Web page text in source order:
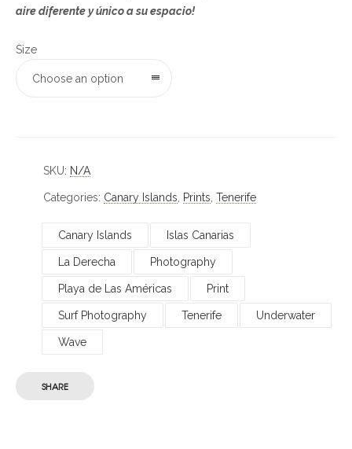
aire diferente y único a su espacio!
Size
Choose an option
SKU: N/A
Categories: Canary Islands, Prints, Tenerife
Canary Islands Islas Canarias
La Derecha Photography
Playa de Las Américas Print
Surf Photography Tenerife Underwater
Wave
SHARE